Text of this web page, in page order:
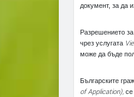
документ, за да
Разрешението
чрез услугата
може да бъде
Българските
of Application), се